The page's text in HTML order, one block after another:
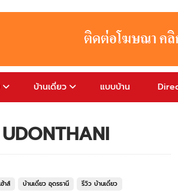
บ้านเดี่ยว แบบบ้าน
าส์ บ้านเดี่ยว อุดรธานี รีวิว บ้านเดี่ยว